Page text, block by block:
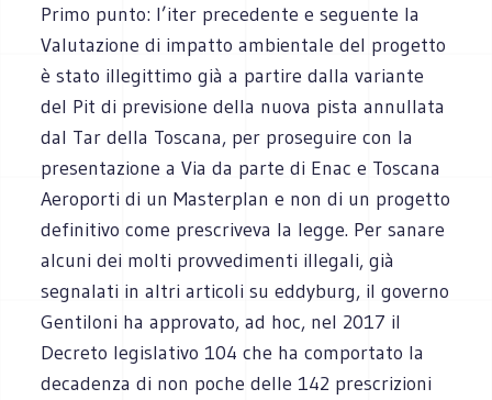
Primo punto: l’iter precedente e seguente la
Valutazione di impatto ambientale del progetto
è stato illegittimo già a partire dalla variante
del Pit di previsione della nuova pista annullata
dal Tar della Toscana, per proseguire con la
presentazione a Via da parte di Enac e Toscana
Aeroporti di un Masterplan e non di un progetto
definitivo come prescriveva la legge. Per sanare
alcuni dei molti provvedimenti illegali, già
segnalati in altri articoli su eddyburg, il governo
Gentiloni ha approvato, ad hoc, nel 2017 il
Decreto legislativo 104 che ha comportato la
decadenza di non poche delle 142 prescrizioni